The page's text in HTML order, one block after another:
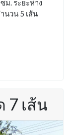
ม. ระยะห่าง
นวน 5 เส้น
7 เส้น